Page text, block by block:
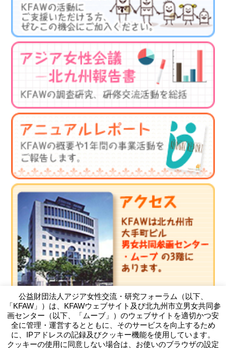
公益財団法人アジア女性交流・研究フォーラム（以下、
「KFAW」）は、KFAWウェブサイト及び北九州市立男女共同参
画センター（以下、「ムーブ」）のウェブサイトを適切かつ安
全に管理・運営するとともに、そのサービスを向上するため
に、IPアドレスの記録及びクッキー機能を使用しています。
クッキーの使用に同意しない場合は、お使いのブラウザの設定